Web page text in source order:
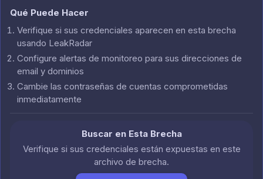
Qué Puede Hacer
Verifique si sus credenciales aparecen en esta brecha
usando LeakRadar
Configure alertas de monitoreo para sus direcciones de
email y dominios
Cambie las contraseñas de cuentas comprometidas
inmediatamente
Buscar en Esta Brecha
Verifique si sus credenciales están expuestas en este
archivo de brecha.